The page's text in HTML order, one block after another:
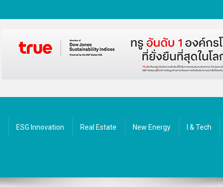
ESG Innovation Real Estate New Energy I & Tech